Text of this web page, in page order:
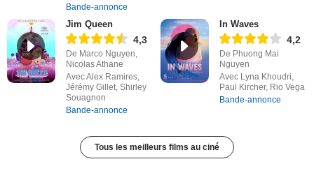
Bande-annonce
Jim Queen
4,3
De Marco Nguyen,
Nicolas Athane
Avec Alex Ramires,
Jérémy Gillet, Shirley
Souagnon
Bande-annonce
In Waves
4,2
De Phuong Mai
Nguyen
Avec Lyna Khoudri,
Paul Kircher, Rio Vega
Bande-annonce
Tous les meilleurs films au ciné